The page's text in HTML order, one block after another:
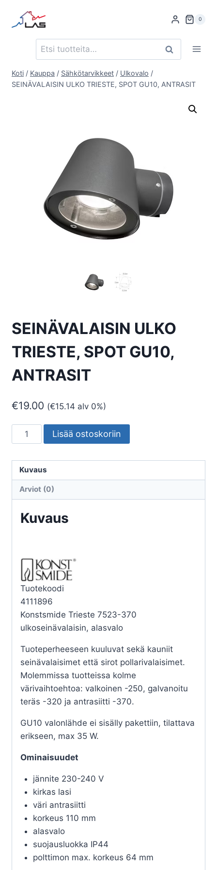
sisältöön
0
Etsi: Haku
Koti / Kauppa / Sähkötarvikkeet / Ulkovalo /
SEINÄVALAISIN ULKO TRIESTE, SPOT GU10, ANTRASIT
SEINÄVALAISIN ULKO
TRIESTE, SPOT GU10,
ANTRASIT
€19.00 (€15.14 alv 0%)
SEINÄVALAISIN
ULKO
SPOT
GU10,
ANTRASIT
Lisää ostoskoriin
Kuvaus
Arviot (0)
Kuvaus
Tuotekoodi
4111896
Konstsmide Trieste 7523-370
ulkoseinävalaisin, alasvalo
Tuoteperheeseen kuuluvat sekä kauniit
seinävalaisimet että sirot pollarivalaisimet.
Molemmissa tuotteissa kolme
värivaihtoehtoa: valkoinen -250, galvanoitu
teräs -320 ja antrasiitti -370.
GU10 valonlähde ei sisälly pakettiin, tilattava
erikseen, max 35 W.
Ominaisuudet
jännite 230-240 V
kirkas lasi
väri antrasiitti
korkeus 110 mm
alasvalo
suojausluokka IP44
polttimon max. korkeus 64 mm